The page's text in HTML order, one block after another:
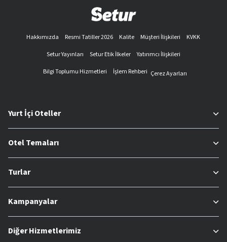
Hakkımızda Resmi Tatiller 2026 Kalite Müşteri İlişkileri
KVKK
Setur Yayınları
Setur Etik İlkeler
Yatırımcı İlişkileri
Bilgi Toplumu Hizmetleri
İşlem Rehberi Çerez Ayarları
Yurt İçi Oteller
Otel Temaları
Turlar
Kampanyalar
Diğer Hizmetlerimiz